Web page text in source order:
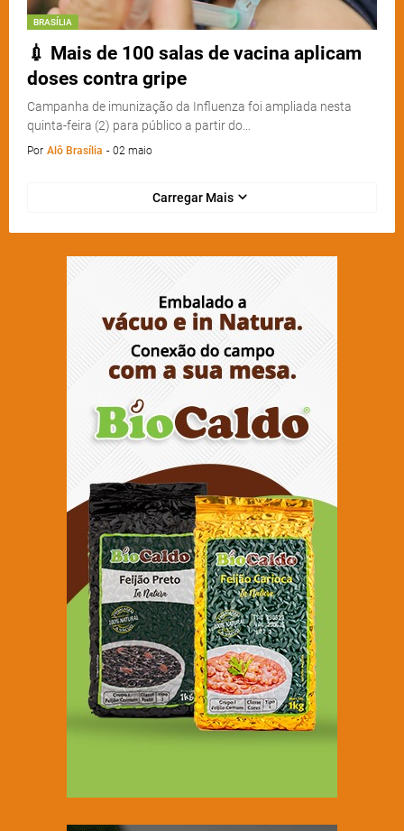
BRASÍLIA
💉 Mais de 100 salas de vacina aplicam
doses contra gripe
Campanha de imunização da Influenza foi ampliada nesta
quinta-feira (2) para público a partir do…
Por Alô Brasília - 02 maio
Carregar Mais